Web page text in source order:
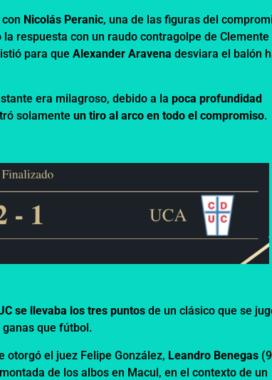
Nicolás Peranic, una de las figuras del
respuesta con un raudo contragolpe de Clemente
para queAlexander Aravena desviara el balón
era milagroso, debido a la poca profundidad
solamenteun tiro al arco en todo el compromiso.
se llevaba los tres puntos de un clásico que se
que fútbol.
otorgó el juez Felipe González, Leandro Benegas
de los albos en Macul, en el contexto de un